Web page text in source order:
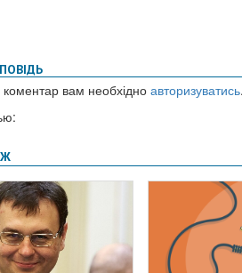
вам необхідно авторизуватись